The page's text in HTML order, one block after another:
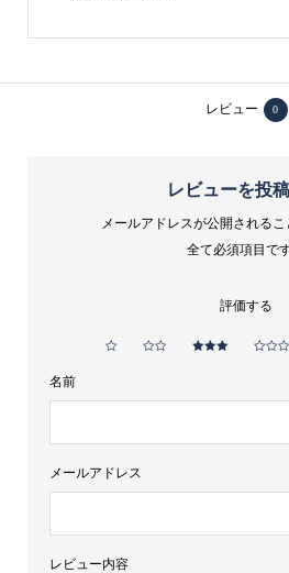
GIN（オ
ｼﾞ
レビュー 0
レビューを投
メールアドレスが公開されるこ
全て必須項目です
評価する
レビュー内容
名前
メールアドレス